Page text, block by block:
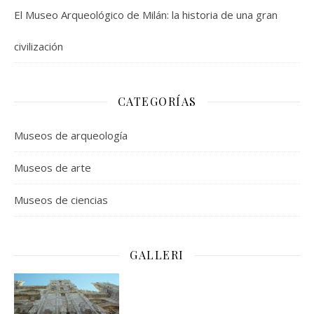
El Museo Arqueológico de Milán: la historia de una gran
civilización
CATEGORÍAS
Museos de arqueología
Museos de arte
Museos de ciencias
GALLERI